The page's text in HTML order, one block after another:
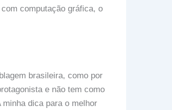
computação gráfica, o
brasileira, como por
e não tem como
dica para o melhor